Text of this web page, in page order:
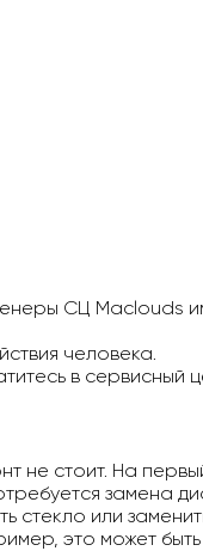
СЦ Maclouds
человека.
в сервисный
стоит. На
замена
стекло или
это может